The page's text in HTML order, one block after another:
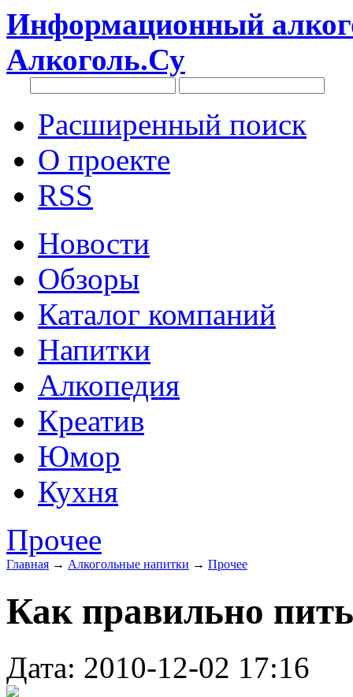
Информационный
Алкоголь.Су
Расширенный поиск
О проекте
RSS
Новости
Обзоры
Каталог компаний
Напитки
Алкопедия
Креатив
Юмор
Кухня
Прочее
Главная → Алкогольные напитки → Прочее
Как правильно
Дата: 2010-12-02 17:16